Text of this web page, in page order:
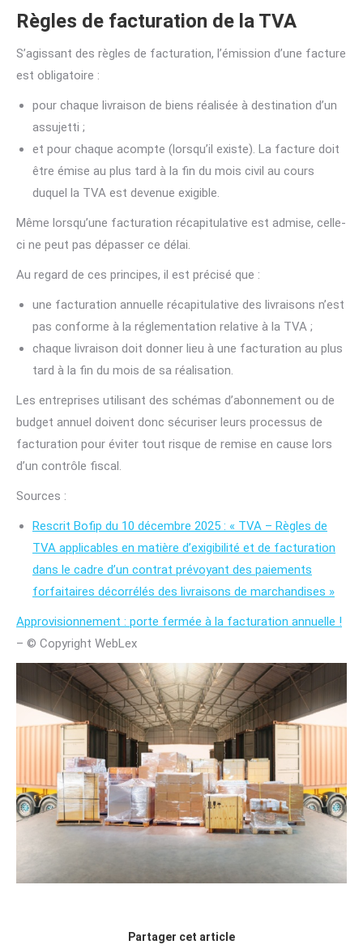
Règles de facturation de la TVA
S’agissant des règles de facturation, l’émission d’une facture
est obligatoire :
pour chaque livraison de biens réalisée à destination d’un
assujetti ;
et pour chaque acompte (lorsqu’il existe). La facture doit
être émise au plus tard à la fin du mois civil au cours
duquel la TVA est devenue exigible.
Même lorsqu’une facturation récapitulative est admise, celle-
ci ne peut pas dépasser ce délai.
Au regard de ces principes, il est précisé que :
une facturation annuelle récapitulative des livraisons n’est
pas conforme à la réglementation relative à la TVA ;
chaque livraison doit donner lieu à une facturation au plus
tard à la fin du mois de sa réalisation.
Les entreprises utilisant des schémas d’abonnement ou de
budget annuel doivent donc sécuriser leurs processus de
facturation pour éviter tout risque de remise en cause lors
d’un contrôle fiscal.
Sources :
Rescrit Bofip du 10 décembre 2025 : « TVA – Règles de
TVA applicables en matière d’exigibilité et de facturation
dans le cadre d’un contrat prévoyant des paiements
forfaitaires décorrélés des livraisons de marchandises »
Approvisionnement : porte fermée à la facturation annuelle !
– © Copyright WebLex
Partager cet article